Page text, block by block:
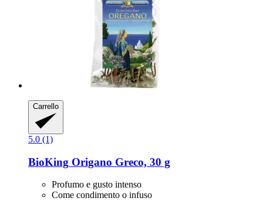
Carrello
5.0 (1)
BioKing Origano Greco, 30 g
Profumo e gusto intenso
Come condimento o infuso